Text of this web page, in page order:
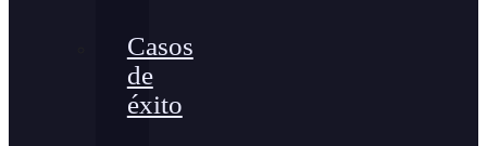
Casos
de
éxito